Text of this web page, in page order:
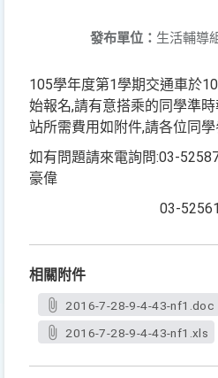
發布單位： 生活輔導
105學年度第1學期交通車於
始報名,請有意搭乘的同學準
站所需費用如附件,請各位同學
如有問題請來電詢問:03-
豪偉
03-5256155
相關附件
2016-7-28-9-4-43-nf1.doc
2016-7-28-9-4-43-nf1.xls